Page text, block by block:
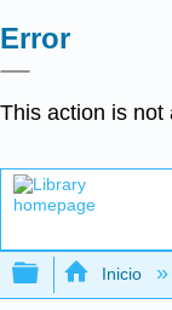
Error
This action is not
Inicio